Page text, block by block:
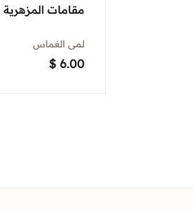
مقامات المزهرية
لمى الغماس
$ 6.00